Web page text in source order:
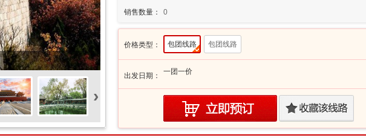
›
销售数量：
0
价格类型： 包团线路 包团线路
出发日期： 一团一价